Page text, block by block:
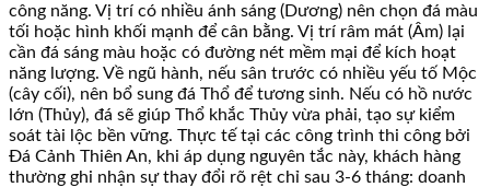
công năng. Vị trí có nhiều ánh sáng (Dương) nên chọn đá màu
tối hoặc hình khối mạnh để cân bằng. Vị trí râm mát (Âm) lại
cần đá sáng màu hoặc có đường nét mềm mại để kích hoạt
năng lượng. Về ngũ hành, nếu sân trước có nhiều yếu tố Mộc
(cây cối), nên bổ sung đá Thổ để tương sinh. Nếu có hồ nước
lớn (Thủy), đá sẽ giúp Thổ khắc Thủy vừa phải, tạo sự kiểm
soát tài lộc bền vững. Thực tế tại các công trình thi công bởi
Đá Cảnh Thiên An, khi áp dụng nguyên tắc này, khách hàng
thường ghi nhận sự thay đổi rõ rệt chỉ sau 3-6 tháng: doanh